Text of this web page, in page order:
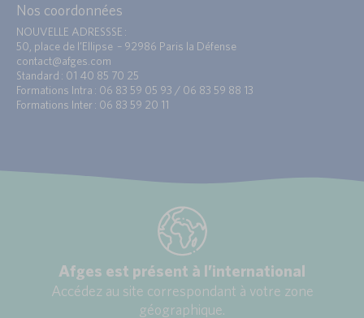
Nos coordonnées
NOUVELLE ADRESSSE :
50, place de l’Ellipse – 92986 Paris la Défense
contact@afges.com
Standard : 01 40 85 70 25
Formations Intra : 06 83 59 05 93 / 06 83 59 88 13
Formations Inter : 06 83 59 20 11
Afges est présent à l’international
Accédez au site correspondant à votre zone
géographique.